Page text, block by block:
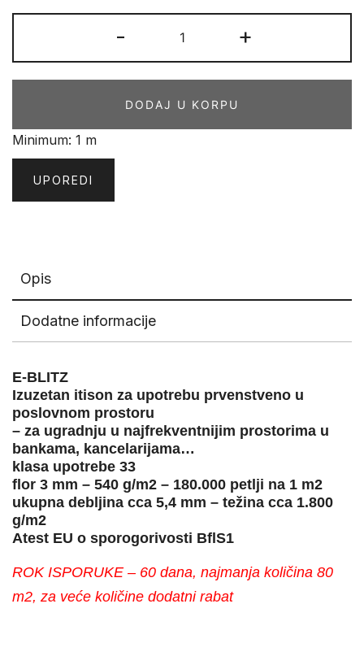
-
Blitz
193
količina
+
DODAJ U KORPU
Minimum: 1 m
UPOREDI
Opis
Dodatne informacije
E-BLITZ
Izuzetan itison za upotrebu prvenstveno u
poslovnom prostoru
– za ugradnju u najfrekventnijim prostorima u
bankama, kancelarijama…
klasa upotrebe 33
flor 3 mm – 540 g/m2 – 180.000 petlji na 1 m2
ukupna debljina cca 5,4 mm – težina cca 1.800
g/m2
Atest EU o sporogorivosti BflS1
ROK ISPORUKE – 60 dana, najmanja količina 80
m2, za veće količine dodatni rabat